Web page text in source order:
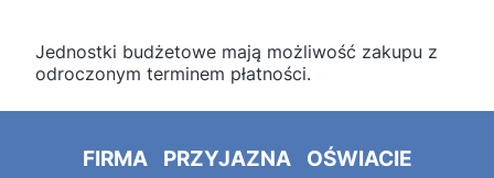
Jednostki budżetowe mają możliwość zakupu z
odroczonym terminem płatności.
FIRMA PRZYJAZNA OŚWIACIE